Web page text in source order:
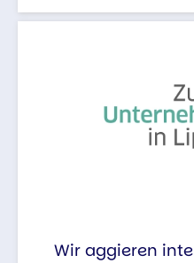
Wir aggieren